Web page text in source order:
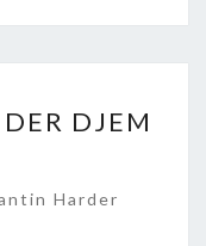
DJEM
Harder